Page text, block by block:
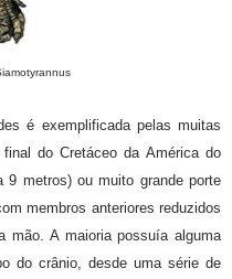
é exemplificada pelas muitas
do Cretáceo da América do
9 metros) ou muito grande porte
membros anteriores reduzidos
mão. A maioria possuía alguma
do crânio, desde uma série de